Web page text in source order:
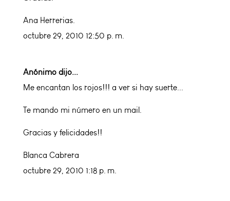
Ana Herrerias.
octubre 29, 2010 12:50 p. m.
Anónimo dijo...
Me encantan los rojos!!! a ver si hay suerte...
Te mando mi número en un mail.
Gracias y felicidades!!
Blanca Cabrera
octubre 29, 2010 1:18 p. m.